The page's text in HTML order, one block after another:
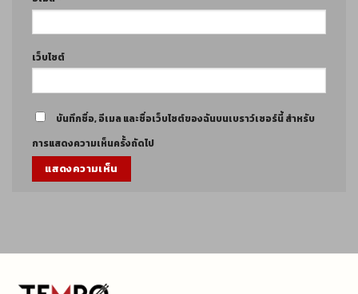
เว็บไซต์
บันทึกชื่อ, อีเมล และชื่อเว็บไซต์ของฉันบนเบราว์เซอร์นี้ สำหรับ
การแสดงความเห็นครั้งถัดไป